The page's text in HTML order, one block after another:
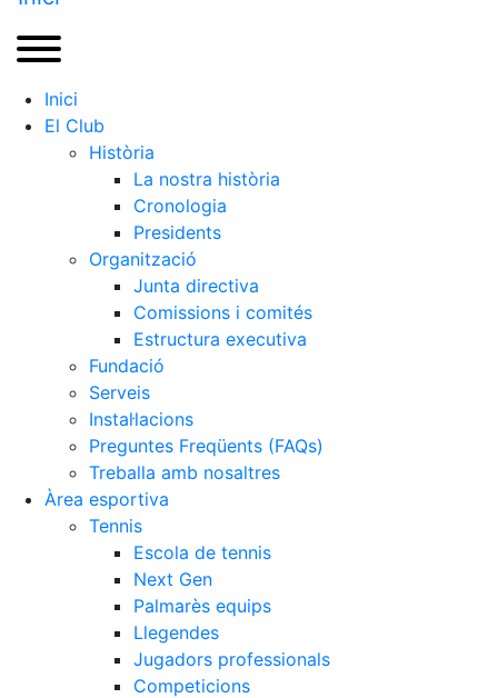
Inici
El Club
Història
La nostra història
Cronologia
Presidents
Organització
Junta directiva
Comissions i comités
Estructura executiva
Fundació
Serveis
Instal·lacions
Preguntes Freqüents (FAQs)
Treballa amb nosaltres
Àrea esportiva
Tennis
Escola de tennis
Next Gen
Palmarès equips
Llegendes
Jugadors professionals
Competicions